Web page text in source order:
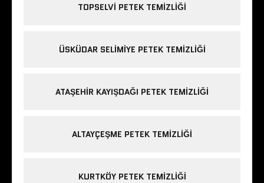
TOPSELVI PETEK TEMIZLIĞI
ÜSKÜDAR SELIMIYE PETEK TEMIZLIĞI
ATAŞEHIR KAYIŞDAĞI PETEK TEMIZLIĞI
ALTAYÇEŞME PETEK TEMIZLIĞI
KURTKÖY PETEK TEMIZLIĞI